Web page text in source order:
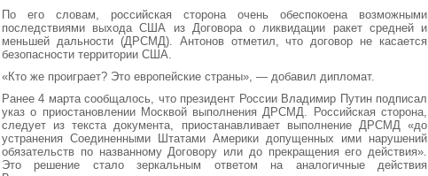
По его словам, российская сторона очень обеспокоена возможными
последствиями выхода США из Договора о ликвидации ракет средней и
меньшей дальности (ДРСМД). Антонов отметил, что договор не касается
безопасности территории США.
«Кто же проиграет? Это европейские страны», — добавил дипломат.
Ранее 4 марта сообщалось, что президент России Владимир Путин подписал
указ о приостановлении Москвой выполнения ДРСМД. Российская сторона,
следует из текста документа, приостанавливает выполнение ДРСМД «до
устранения Соединенными Штатами Америки допущенных ими нарушений
обязательств по названному Договору или до прекращения его действия».
Это решение стало зеркальным ответом на аналогичные действия